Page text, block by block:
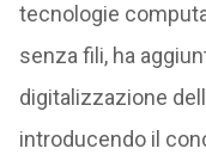
tecnologie
senza fili, ha
digitalizzazione
introducendo il